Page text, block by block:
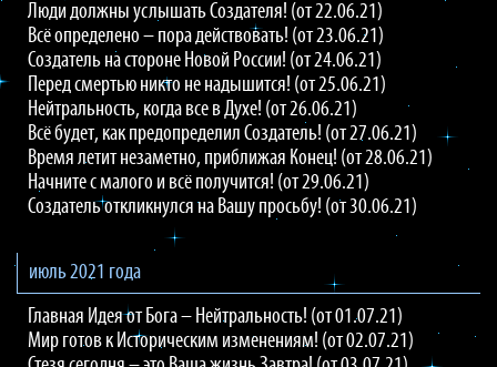
Люди должны услышать Создателя! (от 22.06.21)
Всё определено – пора действовать! (от 23.06.21)
Создатель на стороне Новой России! (от 24.06.21)
Перед смертью никто не надышится! (от 25.06.21)
Нейтральность, когда все в Духе! (от 26.06.21)
Всё будет, как предопределил Создатель! (от 27.06.21)
Время летит незаметно, приближая Конец! (от 28.06.21)
Начните с малого и всё получится! (от 29.06.21)
Создатель откликнулся на Вашу просьбу! (от 30.06.21)
июль 2021 года
Главная Идея от Бога – Нейтральность! (от 01.07.21)
Мир готов к Историческим изменениям! (от 02.07.21)